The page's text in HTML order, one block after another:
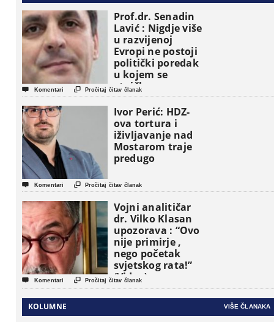
Prof.dr. Senadin
Lavić : Nigdje više
u razvijenoj
Evropi ne postoji
politički poredak
u kojem se
etničke grupe
pojavljuju kao
osnovne
političke jedinice
 Komentari  Pročitaj čitav članak
Ivor Perić: HDZ-
ova tortura i
iživljavanje nad
Mostarom traje
predugo
 Komentari  Pročitaj čitav članak
Vojni analitičar
dr. Vilko Klasan
upozorava : “Ovo
nije primirje ,
nego početak
svjetskog rata!”
(Video)
 Komentari  Pročitaj čitav članak
KOLUMNE VIŠE ČLANAKA